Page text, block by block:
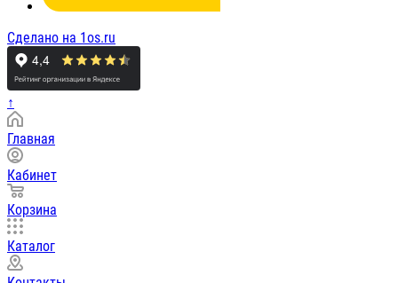
Сделано на 1os.ru
↑
Главная
Кабинет
Корзина
Каталог